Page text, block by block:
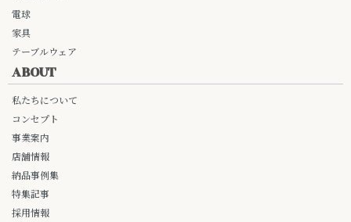
電球
家具
テーブルウェア
ABOUT
私たちについて
コンセプト
事業案内
店舗情報
納品事例集
特集記事
採用情報